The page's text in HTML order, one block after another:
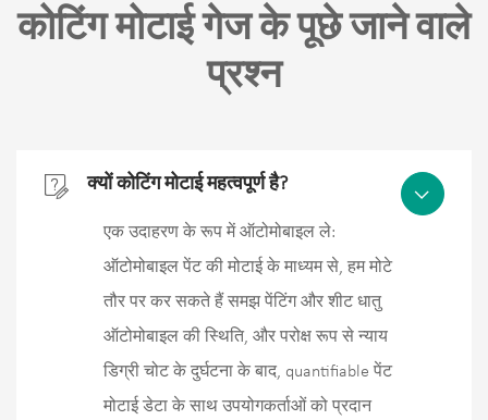
कोटिंग मोटाई गेज के पूछे जाने वाले
प्रश्न
 क्यों कोटिंग मोटाई महत्वपूर्ण है? 
एक उदाहरण के रूप में ऑटोमोबाइल ले:
ऑटोमोबाइल पेंट की मोटाई के माध्यम से, हम मोटे
तौर पर कर सकते हैं समझ पेंटिंग और शीट धातु
ऑटोमोबाइल की स्थिति, और परोक्ष रूप से न्याय
डिग्री चोट के दुर्घटना के बाद, quantifiable पेंट
मोटाई डेटा के साथ उपयोगकर्ताओं को प्रदान